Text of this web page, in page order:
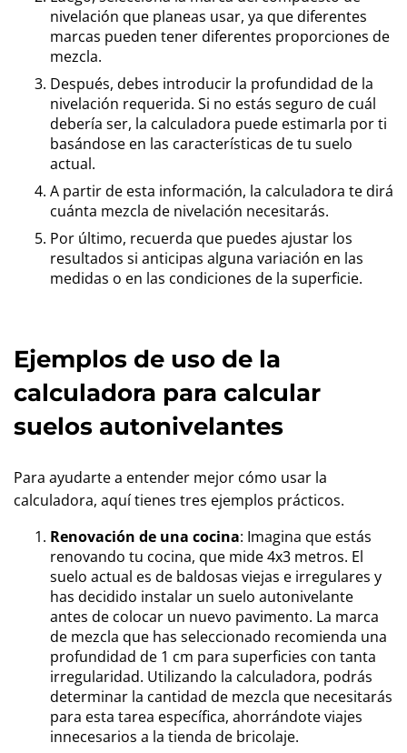
nivelación que planeas usar, ya que diferentes
marcas pueden tener diferentes proporciones de
mezcla.
Después, debes introducir la profundidad de la
nivelación requerida. Si no estás seguro de cuál
debería ser, la calculadora puede estimarla por ti
basándose en las características de tu suelo
actual.
A partir de esta información, la calculadora te dirá
cuánta mezcla de nivelación necesitarás.
Por último, recuerda que puedes ajustar los
resultados si anticipas alguna variación en las
medidas o en las condiciones de la superficie.
Ejemplos de uso de la
calculadora para calcular
suelos autonivelantes
Para ayudarte a entender mejor cómo usar la
calculadora, aquí tienes tres ejemplos prácticos.
Renovación de una cocina: Imagina que estás
renovando tu cocina, que mide 4x3 metros. El
suelo actual es de baldosas viejas e irregulares y
has decidido instalar un suelo autonivelante
antes de colocar un nuevo pavimento. La marca
de mezcla que has seleccionado recomienda una
profundidad de 1 cm para superficies con tanta
irregularidad. Utilizando la calculadora, podrás
determinar la cantidad de mezcla que necesitarás
para esta tarea específica, ahorrándote viajes
innecesarios a la tienda de bricolaje.